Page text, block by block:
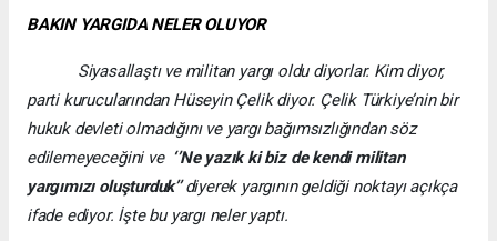
BAKIN YARGIDA NELER OLUYOR
Siyasallaştı ve militan yargı oldu diyorlar. Kim diyor,
parti kurucularından Hüseyin Çelik diyor. Çelik Türkiye’nin bir
hukuk devleti olmadığını ve yargı bağımsızlığından söz
edilemeyeceğini ve ‘’Ne yazık ki biz de kendi militan
yargımızı oluşturduk’’diyerek yargının geldiği noktayı açıkça
ifade ediyor. İşte bu yargı neler yaptı.